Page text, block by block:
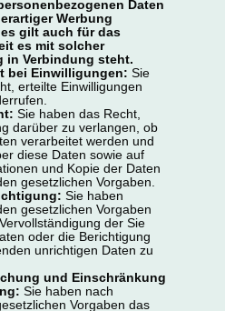
Daten
Werbung
gilt auch für das
es mit solcher
in Verbindung steht.
bei Einwilligungen: Sie
erteilte Einwilligungen
Sie haben das Recht,
darüber zu verlangen, ob
verarbeitet werden und
diese Daten sowie auf
und Kopie der Daten
gesetzlichen Vorgaben.
Sie haben
gesetzlichen Vorgaben
der Sie
oder die Berichtigung
unrichtigen Daten zu
und Einschränkung
Sie haben nach
Vorgaben das